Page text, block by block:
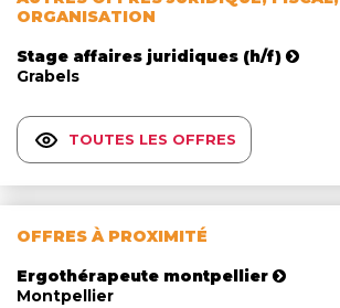
ORGANISATION
Stage affaires juridiques (h/f)
Grabels
TOUTES LES OFFRES
OFFRES À PROXIMITÉ
Ergothérapeute montpellier
Montpellier